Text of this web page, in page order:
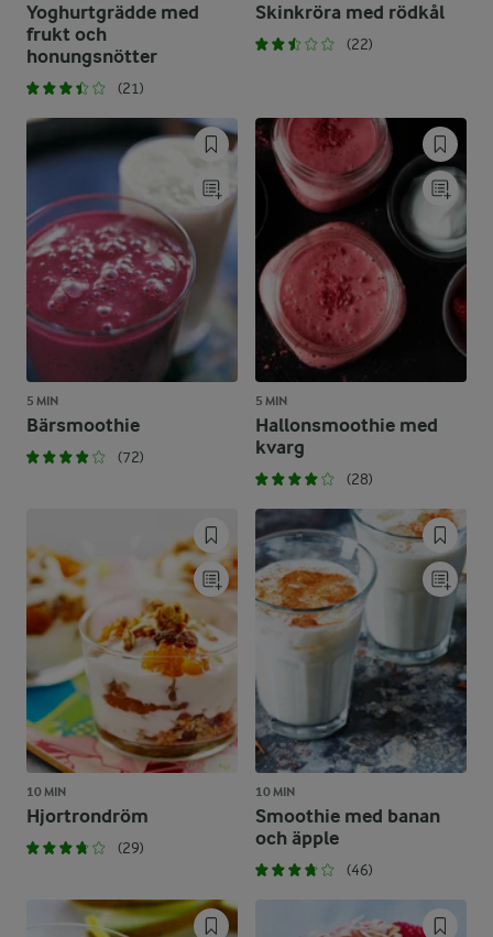
Yoghurtgrädde med
frukt och
honungsnötter
(21)
Skinkröra med rödkål
(22)
5 MIN
Bärsmoothie
(72)
5 MIN
Hallonsmoothie med
kvarg
(28)
10 MIN
Hjortrondröm
(29)
10 MIN
Smoothie med banan
och äpple
(46)